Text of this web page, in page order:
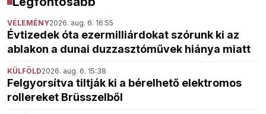
VÉLEMÉNY2026. aug. 6. 16:55
Évtizedek óta ezermilliárdokat szórunk ki az
ablakon a dunai duzzasztóművek hiánya miatt
KÜLFÖLD2026. aug. 6. 15:38
Felgyorsítva tiltják ki a bérelhető elektromos
rollereket Brüsszelből